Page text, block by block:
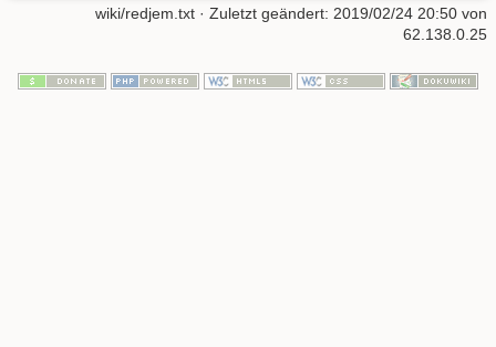
wiki/redjem.txt · Zuletzt geändert: 2019/02/24 20:50 von
62.138.0.25